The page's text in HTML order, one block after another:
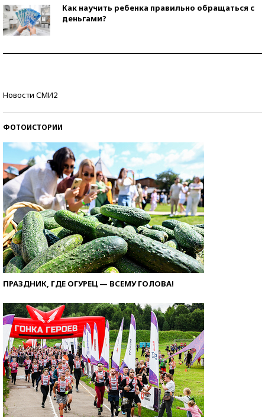
Как научить ребенка правильно обращаться с
деньгами?
Новости СМИ2
ФОТОИСТОРИИ
ПРАЗДНИК, ГДЕ ОГУРЕЦ — ВСЕМУ ГОЛОВА!